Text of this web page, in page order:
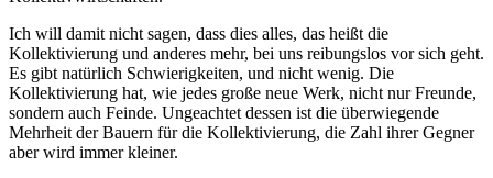
Ich will damit nicht sagen, dass dies alles, das heißt die
Kollektivierung und anderes mehr, bei uns reibungslos vor sich geht.
Es gibt natürlich Schwierigkeiten, und nicht wenig. Die
Kollektivierung hat, wie jedes große neue Werk, nicht nur Freunde,
sondern auch Feinde. Ungeachtet dessen ist die überwiegende
Mehrheit der Bauern für die Kollektivierung, die Zahl ihrer Gegner
aber wird immer kleiner.